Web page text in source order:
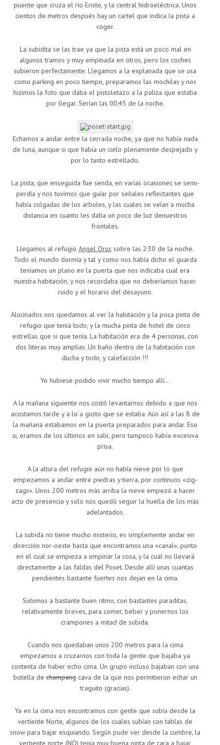
puente que cruza el río Eriste, y la central hidroeléctrica. Unos
cientos de metros después hay un cartel que indica la pista a
coger.
La subidita se las trae ya que la pista está un poco mal en
algunos tramos y muy empinada en otros, pero los coches
subieron perfectamente. Llegamos a la explanada que se usa
como parking en poco tiempo, preparamos las mochilas y nos
hizimos la foto que daba el pistoletazo a la paliza que estaba
por llegar. Serían las 00:45 de la noche.
Echamos a andar entre la cerrada noche, ya que no había nada
de luna, aunque si que había un cielo plenamente despejado y
por lo tanto estrellado.
La pista, que enseguida fue senda, en varias ocasiones se semi-
perdía y nos tuvimos que guíar por señales reflectantes que
había colgadas de los arboles, y las cuales se veían a mucha
distancia en cuanto les daba un poco de luz denuestros
frontales.
Llegamos al refugio Angel Orus sobre las 2:30 de la noche.
Todo el mundo dormía y tal y como nos había dicho el guarda
teníamos un plano en la puerta que nos indicaba cual era
nuestra habitación, y nos recordaba que no deberíamos hacer
ruido y el horario del desayuno.
Alucinados nos quedamos al ver la habitación y la poca pinta de
refugio que tenía todo, y la mucha pinta de hotel de cinco
estrellas que si que tenía. La habitación era de 4 personas, con
dos literas muy amplias. Un baño dentro de la habitación con
ducha y todo, y calefacción !!!
Yo hubiese podido vivir mucho tiempo allí…
A la mañana siguiente nos costó levantarnos debido a que nos
acostamos tarde y a lo a gusto que se estaba. Aún así a las 8 de
la mañana estabamos en la puerta preparados para andar. Eso
si, eramos de los últimos en salir, pero tampoco había excesiva
prisa.
A la altura del refugio aún no había nieve por lo que
empezamos a andar entre piedras y tierra, por continuos «zig-
zags». Unos 200 metros más arriba la nieve empezó a hacer
acto de presencia y solo nos quedó seguir la huella de los más
adelantados.
La subida no tiene mucho misterio, es simplemente andar en
dirección nor-oeste hasta que encontramos una «canal», punto
en el cual se empieza a empinar la cosa, y la cual no llevará
directamente a las faldas del Poset. Desde allí unas cuantas
pendientes bastante fuertes nos dejan en la cima.
Subimos a bastante buen ritmo, con bastantes paraditas,
relativamente breves, para comer, beber y ponernos los
crampones a mitad de subida.
Cuando nos quedaban unos 200 metros para la cima
empezamos a cruzarnos con toda la gente que bajaba ya
contenta de haber echo cima. Un grupo incluso bajaban con una
botella dechampangcava de la que nos permitieron echar un
traguito (gracias).
Ya en la cima nos encontramos con gente que subía desde la
vertiente Norte, algunos de los cuales subían con tablas de
snow para bajar esquiando. Según pude ver desde la cumbre, la
vertiente norte (NO) tenía muy buena pinta de cara a bajar